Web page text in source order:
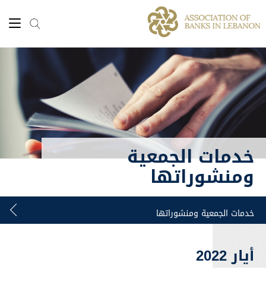
خدمات الجمعية
ومنشوراتها
أيار 2022